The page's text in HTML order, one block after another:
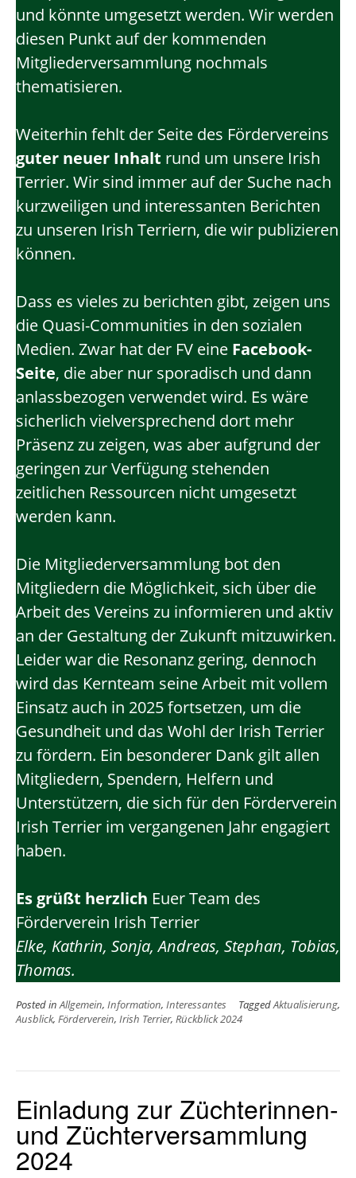
und könnte umgesetzt werden. Wir werden
diesen Punkt auf der kommenden
Mitgliederversammlung nochmals
thematisieren.
Weiterhin fehlt der Seite des Fördervereins
guter neuer Inhalt rund um unsere Irish
Terrier. Wir sind immer auf der Suche nach
kurzweiligen und interessanten Berichten
zu unseren Irish Terriern, die wir publizieren
können.
Dass es vieles zu berichten gibt, zeigen uns
die Quasi-Communities in den sozialen
Medien. Zwar hat der FV eine Facebook-
Seite, die aber nur sporadisch und dann
anlassbezogen verwendet wird. Es wäre
sicherlich vielversprechend dort mehr
Präsenz zu zeigen, was aber aufgrund der
geringen zur Verfügung stehenden
zeitlichen Ressourcen nicht umgesetzt
werden kann.
Die Mitgliederversammlung bot den
Mitgliedern die Möglichkeit, sich über die
Arbeit des Vereins zu informieren und aktiv
an der Gestaltung der Zukunft mitzuwirken.
Leider war die Resonanz gering, dennoch
wird das Kernteam seine Arbeit mit vollem
Einsatz auch in 2025 fortsetzen, um die
Gesundheit und das Wohl der Irish Terrier
zu fördern. Ein besonderer Dank gilt allen
Mitgliedern, Spendern, Helfern und
Unterstützern, die sich für den Förderverein
Irish Terrier im vergangenen Jahr engagiert
haben.
Es grüßt herzlich Euer Team des
Förderverein Irish Terrier
Elke, Kathrin, Sonja, Andreas, Stephan, Tobias,
Thomas.
Posted inAllgemein, Information, Interessantes TaggedAktualisierung,
Ausblick, Förderverein, Irish Terrier, Rückblick 2024
Einladung zur Züchterinnen-
und Züchterversammlung
2024